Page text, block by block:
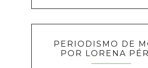
PERIODISMO DE
POR LORENA